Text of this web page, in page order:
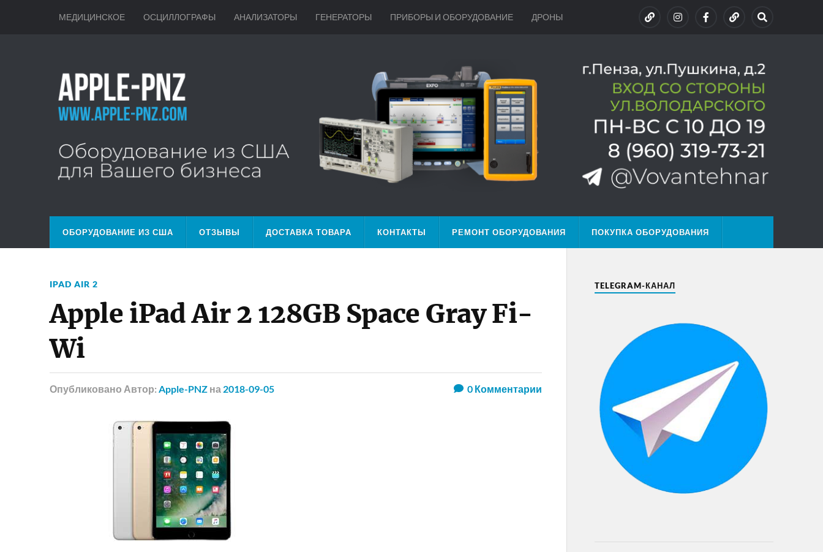
МЕДИЦИНСКОЕ ОСЦИЛЛОГРАФЫ АНАЛИЗАТОРЫ ГЕНЕРАТОРЫ ПРИБОРЫ И ОБОРУДОВАНИЕ ДРОНЫ
ОБОРУДОВАНИЕ ИЗ США ОТЗЫВЫ ДОСТАВКА ТОВАРА КОНТАКТЫ РЕМОНТ ОБОРУДОВАНИЯ ПОКУПКА ОБОРУДОВАНИЯ
IPAD AIR 2
Apple iPad Air 2 128GB Space Gray Fi-
Wi
Опубликовано Автор: Apple-PNZ на 2018-09-05 0Комментарии
TELEGRAM-КАНАЛ